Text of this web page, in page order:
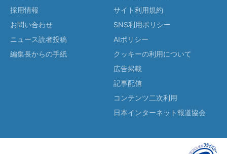
採用情報
お問い合わせ
ニュース読者投稿
編集長からの手紙
サイト利用規約
SNS利用ポリシー
AIポリシー
クッキーの利用について
広告掲載
記事配信
コンテンツ二次利用
日本インターネット報道協会